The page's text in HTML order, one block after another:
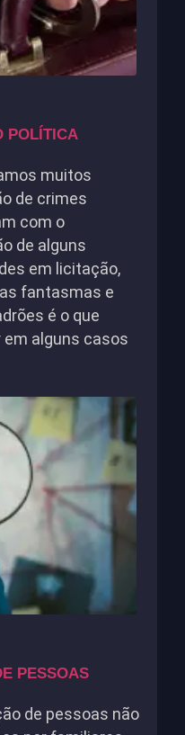
POLÍTICA
muitos
de crimes
com o
de alguns
em licitação,
fantasmas e
é o que
alguns casos
PESSOAS
de pessoas não